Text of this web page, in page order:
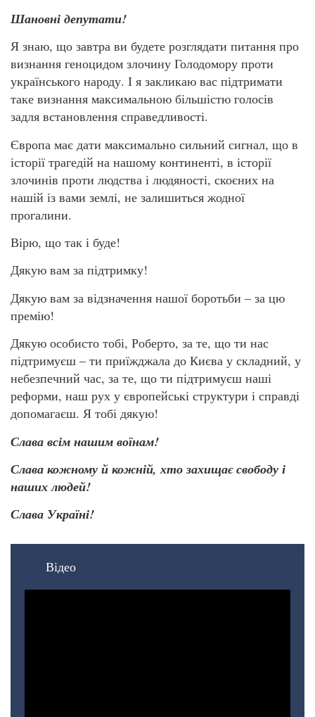
Шановні депутати!
Я знаю, що завтра ви будете розглядати питання про
визнання геноцидом злочину Голодомору проти
українського народу. І я закликаю вас підтримати
таке визнання максимальною більшістю голосів
задля встановлення справедливості.
Європа має дати максимально сильний сигнал, що в
історії трагедій на нашому континенті, в історії
злочинів проти людства і людяності, скоєних на
нашій із вами землі, не залишиться жодної
прогалини.
Вірю, що так і буде!
Дякую вам за підтримку!
Дякую вам за відзначення нашої боротьби – за цю
премію!
Дякую особисто тобі, Роберто, за те, що ти нас
підтримуєш – ти приїжджала до Києва у складний, у
небезпечний час, за те, що ти підтримуєш наші
реформи, наш рух у європейські структури і справді
допомагаєш. Я тобі дякую!
Слава всім нашим воїнам!
Слава кожному й кожній, хто захищає свободу і
наших людей!
Слава Україні!
Відео